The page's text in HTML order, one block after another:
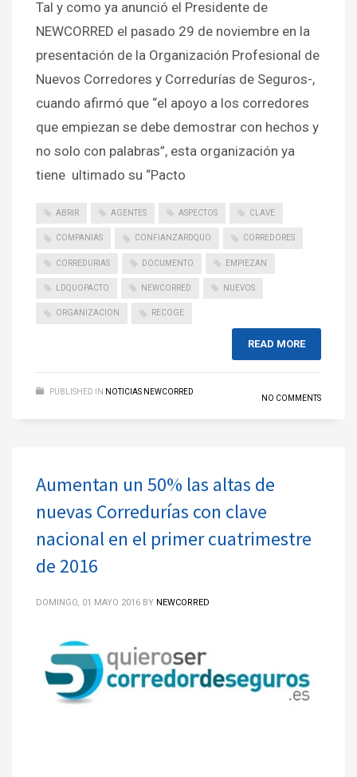
Tal y como ya anunció el Presidente de
NEWCORRED el pasado 29 de noviembre en la
presentación de la Organización Profesional de
Nuevos Corredores y Corredurías de Seguros-,
cuando afirmó que “el apoyo a los corredores
que empiezan se debe demostrar con hechos y
no solo con palabras”, esta organización ya
tiene ultimado su “Pacto
ABRIR AGENTES ASPECTOS CLAVE
COMPANIAS CONFIANZARDQUO CORREDORES
CORREDURIAS DOCUMENTO EMPIEZAN
LDQUOPACTO NEWCORRED NUEVOS
ORGANIZACION RECOGE
READ MORE
PUBLISHED IN NOTICIAS NEWCORRED
NO COMMENTS
Aumentan un 50% las altas de
nuevas Corredurías con clave
nacional en el primer cuatrimestre
de 2016
DOMINGO, 01 MAYO 2016 BY NEWCORRED